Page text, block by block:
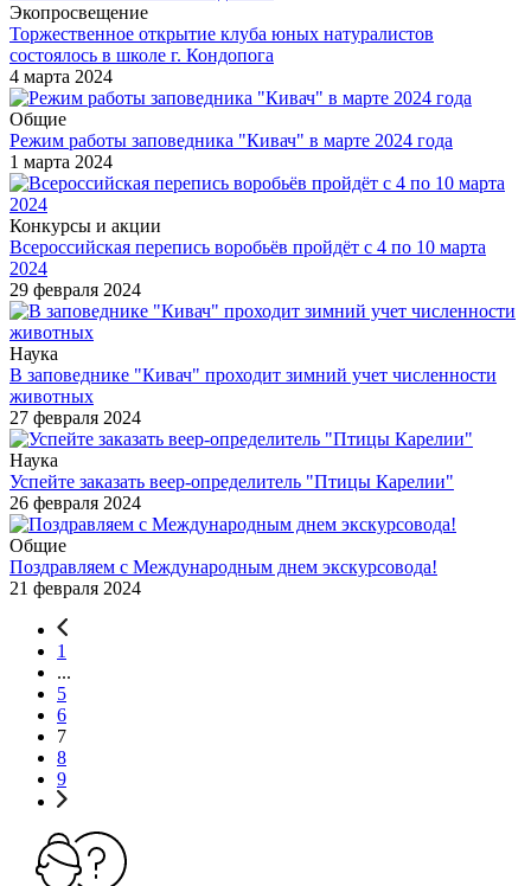
Экопросвещение
Торжественное открытие клуба юных натуралистов
состоялось в школе г. Кондопога
4 марта 2024
Общие
Режим работы заповедника "Кивач" в марте 2024 года
1 марта 2024
Конкурсы и акции
Всероссийская перепись воробьёв пройдёт с 4 по 10 марта
2024
29 февраля 2024
Наука
В заповеднике "Кивач" проходит зимний учет численности
животных
27 февраля 2024
Наука
Успейте заказать веер-определитель "Птицы Карелии"
26 февраля 2024
Общие
Поздравляем с Международным днем экскурсовода!
21 февраля 2024
1
...
5
6
7
8
9